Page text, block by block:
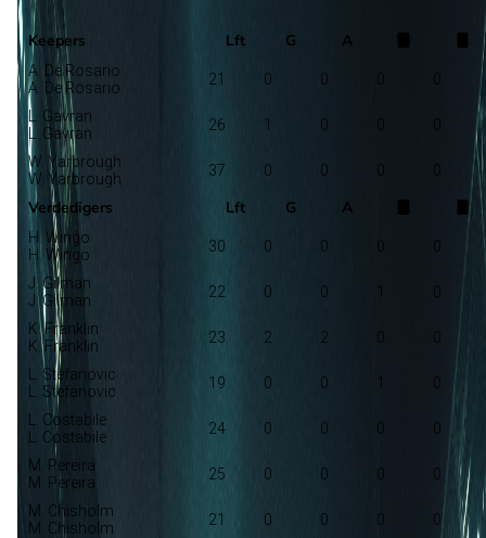
Selectie
Keepers Lft G A
A. De Rosario
A. De Rosario
21 0 0
L. Gavran
L. Gavran
26 1 0
W. Yarbrough
W. Yarbrough
37 0 0
Verdedigers Lft G A
H. Wingo
H. Wingo
30 0 0
J. Gilman
J. Gilman
22 0 0 0
K. Franklin
K. Franklin
23 2 2 0 0
L. Stefanovic
L. Stefanovic
19 0 0 0
L. Costabile
L. Costabile
24 0 0 0 0
M. Pereira
M. Pereira
25 0 0 0 0
M. Chisholm
M. Chisholm
21 0 0 0 0